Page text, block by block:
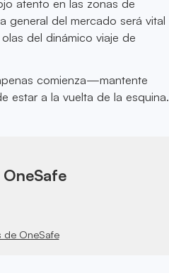
atento en las zonas de
general del mercado será vital
del dinámico viaje de
comienza—mantente
estar a la vuelta de la esquina.
de OneSafe